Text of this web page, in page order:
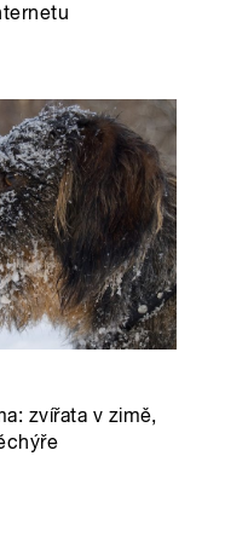
zvířata v zimě,